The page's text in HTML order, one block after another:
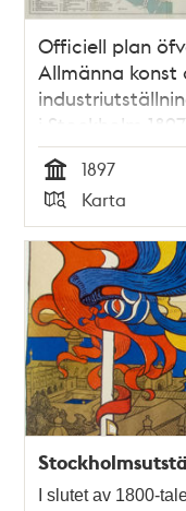
Officiell plan
Allmänna konst
i Stockholm 1897
Tid
1897
Typ
Karta
I slutet av 1800-